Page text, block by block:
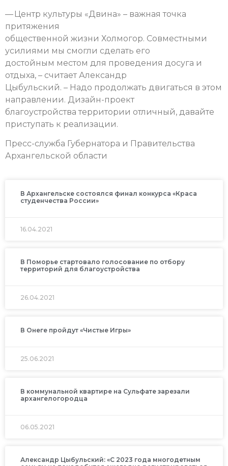
— Центр культуры «Двина» – важная точка
притяжения
общественной жизни Холмогор. Совместными
усилиями мы смогли сделать его
достойным местом для проведения досуга и
отдыха, – считает Александр
Цыбульский. – Надо продолжать двигаться в этом
направлении. Дизайн-проект
благоустройства территории отличный, давайте
приступать к реализации.
Пресс-служба Губернатора и Правительства
Архангельской области
В Архангельске состоялся финал конкурса «Краса
студенчества России»
16.04.2021
В Поморье стартовало голосование по отбору
территорий для благоустройства
26.04.2021
В Онеге пройдут «Чистые Игры»
25.06.2021
В коммунальной квартире на Сульфате зарезали
архангелогородца
06.05.2021
Александр Цыбульский: «С 2023 года многодетным